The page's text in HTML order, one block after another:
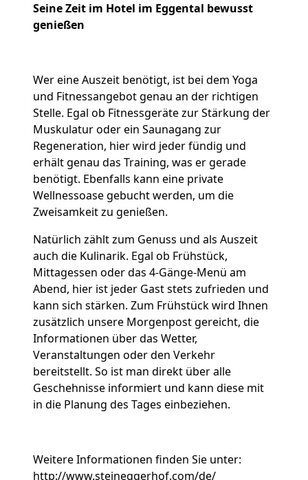
Seine Zeit im Hotel im Eggental bewusst
genießen
Wer eine Auszeit benötigt, ist bei dem Yoga
und Fitnessangebot genau an der richtigen
Stelle. Egal ob Fitnessgeräte zur Stärkung der
Muskulatur oder ein Saunagang zur
Regeneration, hier wird jeder fündig und
erhält genau das Training, was er gerade
benötigt. Ebenfalls kann eine private
Wellnessoase gebucht werden, um die
Zweisamkeit zu genießen.
Natürlich zählt zum Genuss und als Auszeit
auch die Kulinarik. Egal ob Frühstück,
Mittagessen oder das 4-Gänge-Menü am
Abend, hier ist jeder Gast stets zufrieden und
kann sich stärken. Zum Frühstück wird Ihnen
zusätzlich unsere Morgenpost gereicht, die
Informationen über das Wetter,
Veranstaltungen oder den Verkehr
bereitstellt. So ist man direkt über alle
Geschehnisse informiert und kann diese mit
in die Planung des Tages einbeziehen.
Weitere Informationen finden Sie unter:
http://www.steineggerhof.com/de/